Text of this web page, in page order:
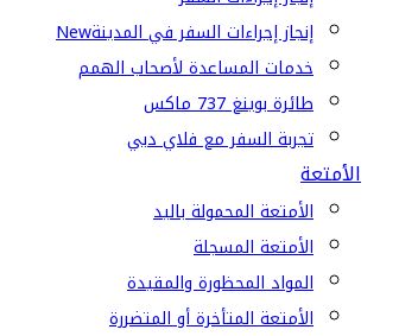
إنجاز إجراءات السفر في المدينةNew
خدمات المساعدة لأصحاب الهمم
طائرة بوينغ 737 ماكس
تجربة السفر مع فلاي دبي
الأمتعة
الأمتعة المحمولة باليد
الأمتعة المسجلة
المواد المحظورة والمقيدة
الأمتعة المتأخرة أو المتضررة